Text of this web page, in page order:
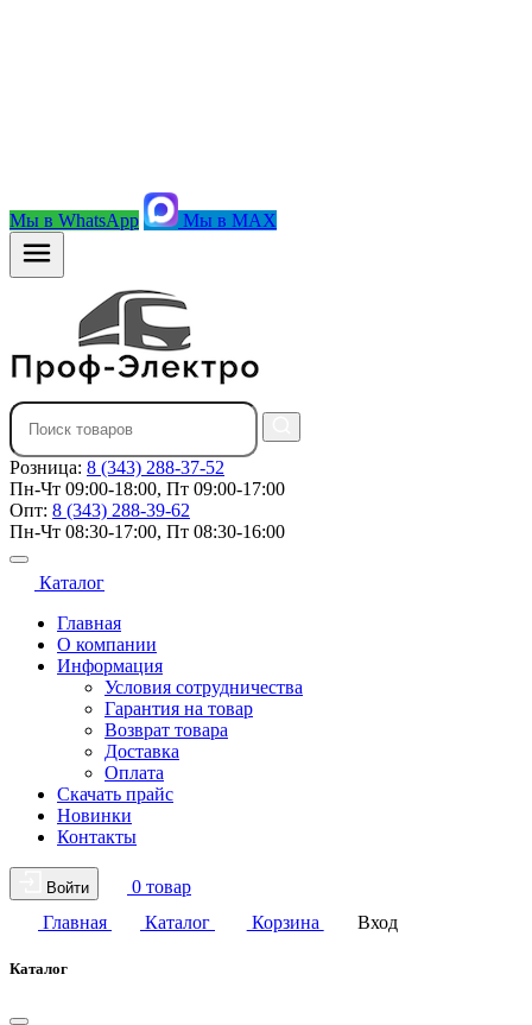
Мы в WhatsApp Мы в MAX
Розница: 8 (343) 288-37-52
Пн-Чт 09:00-18:00, Пт 09:00-17:00
Опт: 8 (343) 288-39-62
Пн-Чт 08:30-17:00, Пт 08:30-16:00
Каталог
Главная
О компании
Информация
Условия сотрудничества
Гарантия на товар
Возврат товара
Доставка
Оплата
Скачать прайс
Новинки
Контакты
Войти
0 товар
Главная
Каталог Корзина Вход
Каталог